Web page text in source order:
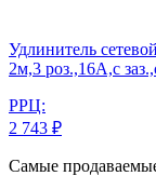
Удлинитель
2м,3 роз.,16А,с
РРЦ:
2 743 ₽
Самые